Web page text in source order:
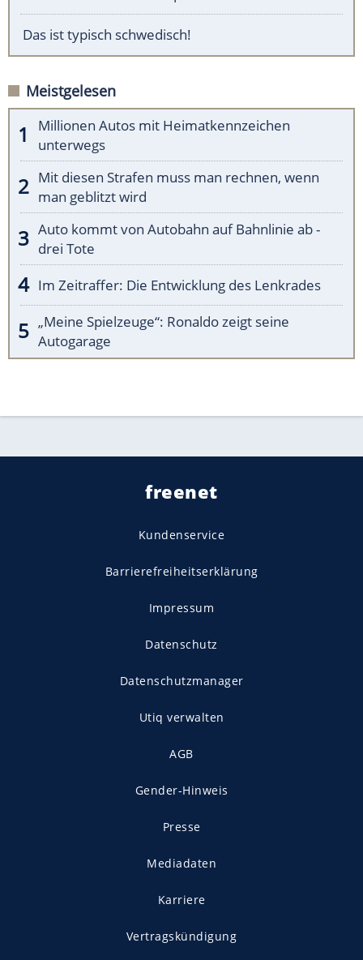
Das ist typisch schwedisch!
Meistgelesen
Millionen Autos mit Heimatkennzeichen
unterwegs
Mit diesen Strafen muss man rechnen, wenn
man geblitzt wird
Auto kommt von Autobahn auf Bahnlinie ab -
drei Tote
Im Zeitraffer: Die Entwicklung des Lenkrades
„Meine Spielzeuge“: Ronaldo zeigt seine
Autogarage
freenet
Kundenservice
Barrierefreiheitserklärung
Impressum
Datenschutz
Datenschutzmanager
Utiq verwalten
AGB
Gender-Hinweis
Presse
Mediadaten
Karriere
Vertragskündigung